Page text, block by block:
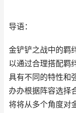
导语：
金铲铲之战中的羁
以通过合理搭配羁
具有不同的特性和
办办根据阵容选择
将将从多个角度对